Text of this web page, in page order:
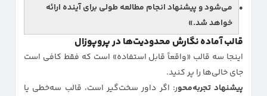
می‌شود و پیشنهاد انجام مطالعه طولی برای آینده ارائه
خواهد شد.»
قالب آماده نگارش محدودیت‌ها در پروپوزال
اینجا سه قالب «واقعاً قابل استفاده» است که فقط کافی است
جای خالی‌ها را پر کنید.
پیشنهاد تجربه‌محور: اگر داور سخت‌گیر است، قالب سه‌خطی یا